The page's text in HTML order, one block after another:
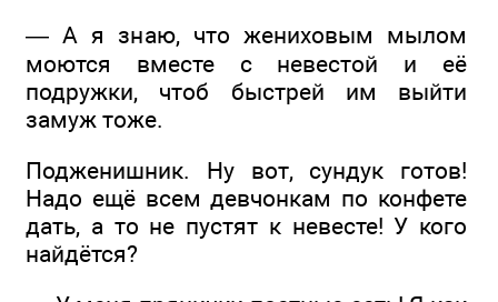
— А я знаю, что жениховым мылом
моются вместе с невестой и её
подружки, чтоб быстрей им выйти
замуж тоже.
Подженишник. Ну вот, сундук готов!
Надо ещё всем девчонкам по конфете
дать, а то не пустят к невесте! У кого
найдётся?